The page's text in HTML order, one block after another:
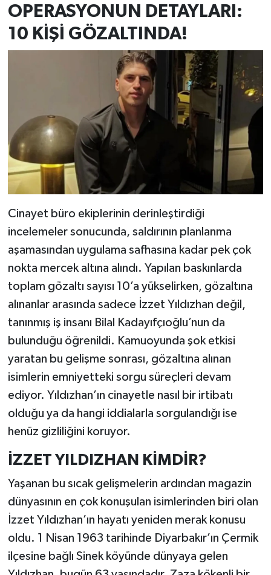
OPERASYONUN DETAYLARI:
10 KİŞİ GÖZALTINDA!
Cinayet büro ekiplerinin derinleştirdiği
incelemeler sonucunda, saldırının planlanma
aşamasından uygulama safhasına kadar pek çok
nokta mercek altına alındı. Yapılan baskınlarda
toplam gözaltı sayısı 10’a yükselirken, gözaltına
alınanlar arasında sadece İzzet Yıldızhan değil,
tanınmış iş insanı Bilal Kadayıfçıoğlu’nun da
bulunduğu öğrenildi. Kamuoyunda şok etkisi
yaratan bu gelişme sonrası, gözaltına alınan
isimlerin emniyetteki sorgu süreçleri devam
ediyor. Yıldızhan’ın cinayetle nasıl bir irtibatı
olduğu ya da hangi iddialarla sorgulandığı ise
henüz gizliliğini koruyor.
İZZET YILDIZHAN KİMDİR?
Yaşanan bu sıcak gelişmelerin ardından magazin
dünyasının en çok konuşulan isimlerinden biri olan
İzzet Yıldızhan’ın hayatı yeniden merak konusu
oldu. 1 Nisan 1963 tarihinde Diyarbakır’ın Çermik
ilçesine bağlı Sinek köyünde dünyaya gelen